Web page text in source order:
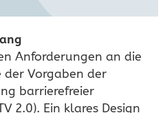
Anforderungen an die
der Vorgaben der
barrierefreier
2.0). Ein klares Design